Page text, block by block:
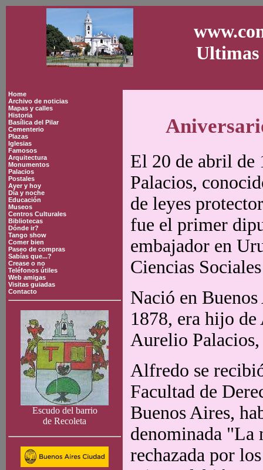
Ultimas
Home
Archivo de noticias
Mapas y calles
Historia
Basílica del Pilar
Cementerio
Plazas
Iglesias
Famosos
Arquitectura
Monumentos
Palacios
Postales
Ayer y hoy
Día y noche
Educación
Museos
Centros Culturales
Bibliotecas
Dónde ir?
Tango show
Comer bien
Paseo de compras
Sabías que...?
Crease o no
Teléfonos útiles
Web amigas
Visitas guiadas
Contacto
Escudo del barrio
de Recoleta
El 20 de abril de
Palacios,
de leyes
fue el primer
embajador en
Ciencias
Nació en
1878, era hijo de
Aurelio
Alfredo se
Facultad de
Buenos Aires,
denominada "La
rechazada por